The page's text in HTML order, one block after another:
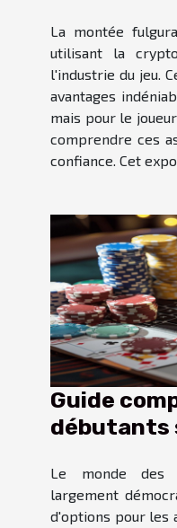
en ligne
crypto-
La montée
utilisant la
l'industrie du jeu.
avantages
mais pour le
comprendre ces
confiance. Cet
Guide
débutants
Le monde des
largement
d'options pour les